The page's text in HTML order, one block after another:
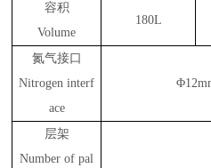
容积
Volume
180L
氮气接口
Nitrogen interf
ace
层架
Number of pal